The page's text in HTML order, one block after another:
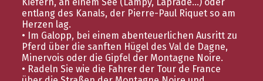
entlang des Kanals, der Pierre-Paul Riquet so am
Herzen lag.
• Im Galopp, bei einem abenteuerlichen Ausritt zu
Pferd über die sanften Hügel des Val de Dagne,
Minervois oder die Gipfel der Montagne Noire.
• Radeln Sie wie die Fahrer der Tour de France